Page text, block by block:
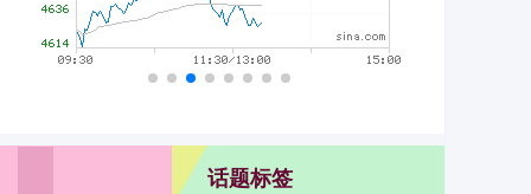
话题标签